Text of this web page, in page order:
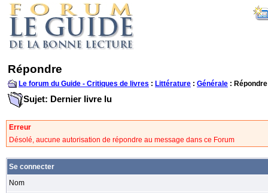
Répondre
Le forum du Guide - Critiques de livres : Littérature : Générale : Répondre
Sujet: Dernier livre lu
Erreur
Désolé, aucune autorisation de répondre au message dans ce Forum
Se connecter
Nom